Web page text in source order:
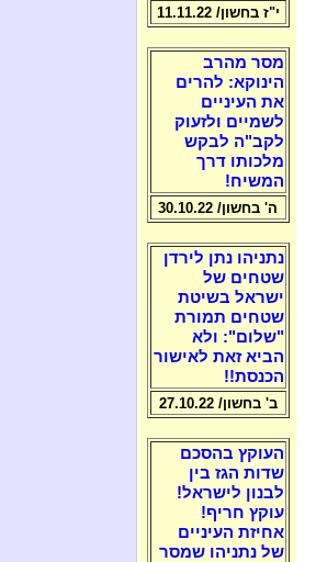
י"ז בחשון/ 11.11.22
מסר מהרב
הינוקא: להרים
את העיניים
לשמיים ולזעוק
לקב"ה לבקש
מלכותו דרך
המשיח!
ה' בחשון/ 30.10.22
נתניהו נתן לירדן
שטחים של
ישראל בשיטת
שטחים תמורת
"שלום": ולא
הביא זאת לאישור
הכנסת!!
ב' בחשון/ 27.10.22
העוקץ בהסכם
שדות הגז בין
לבנון לישראל!
עוקץ חריף!
אחיזת העיניים
של נתניהו שמסר